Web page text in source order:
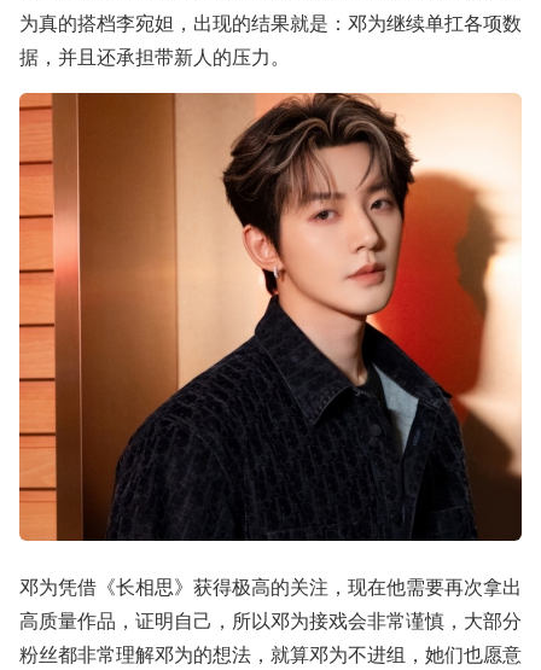
为真的搭档李宛妲，出现的结果就是：邓为继续单扛各项数
据，并且还承担带新人的压力。
邓为凭借《长相思》获得极高的关注，现在他需要再次拿出
高质量作品，证明自己，所以邓为接戏会非常谨慎，大部分
粉丝都非常理解邓为的想法，就算邓为不进组，她们也愿意